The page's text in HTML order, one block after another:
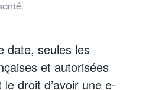
date, seules les
et autorisées
droit d’avoir une e-